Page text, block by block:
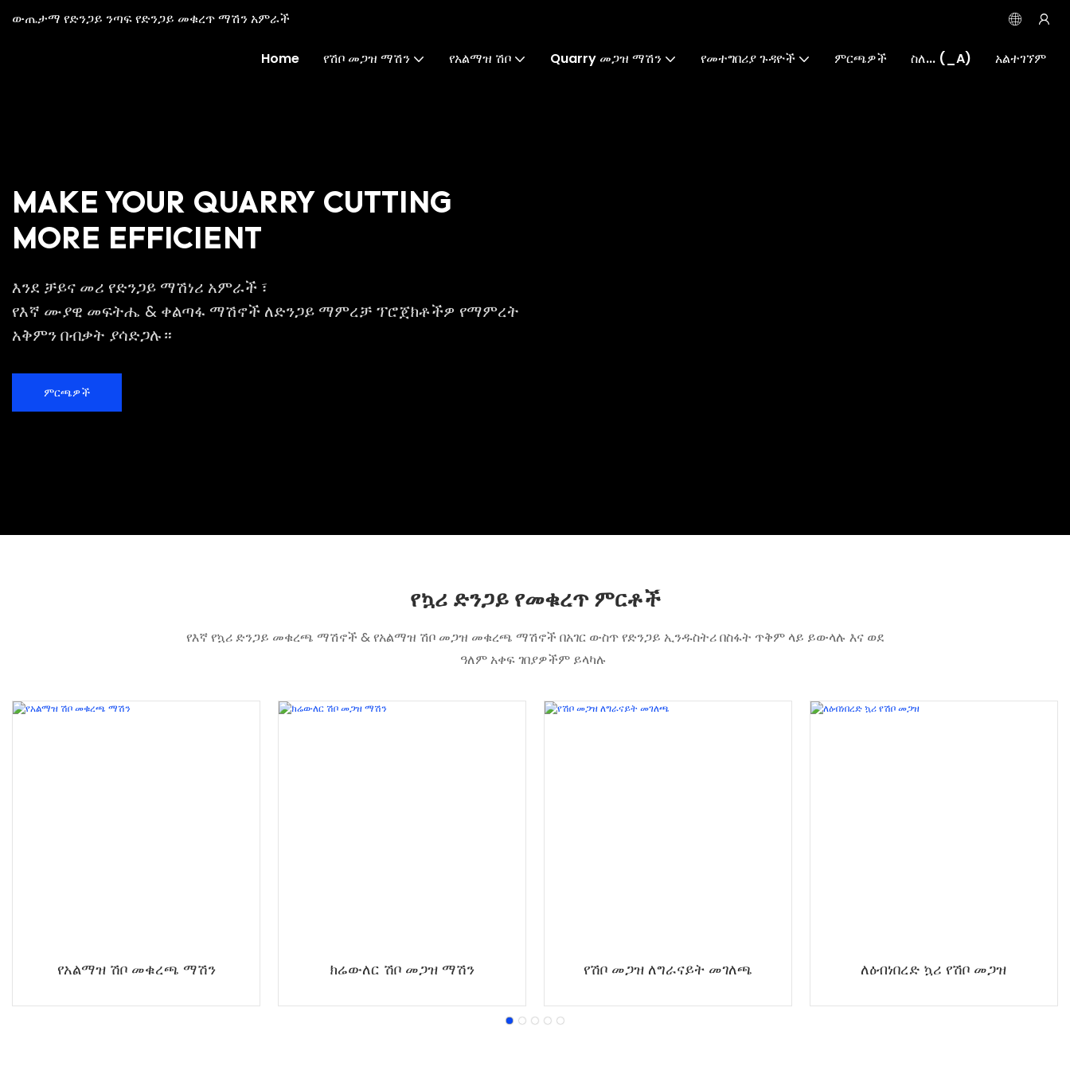
ውጤታማ የድንጋይ ንጣፍ የድንጋይ መቁረጥ ማሽን አምራች
Home የሽቦ መጋዝ ማሽን የአልማዝ ሽቦ Quarry መጋዝ ማሽን የመተግበሪያ ጉዳዮች ምርጫዎች ስለ... (_A) አልተገኘም
MAKE YOUR QUARRY CUTTING
MORE EFFICIENT
እንደ ቻይና መሪ የድንጋይ ማሽነሪ አምራች ፣
የእኛ ሙያዊ መፍትሔ & ቀልጣፋ ማሽኖች ለድንጋይ ማምረቻ ፕሮጀክቶችዎ የማምረት
አቅምን በብቃት ያሳድጋሉ።
ምርጫዎች
የኳሪ ድንጋይ የመቁረጥ ምርቶች
የእኛ የኳሪ ድንጋይ መቁረጫ ማሽኖች & የአልማዝ ሽቦ መጋዝ መቁረጫ ማሽኖች በአገር ውስጥ የድንጋይ ኢንዱስትሪ በስፋት ጥቅም ላይ ይውላሉ እና ወደ
ዓለም አቀፍ ገበያዎችም ይላካሉ
የአልማዝ ሽቦ መቁረጫ ማሽን ክሬውለር ሽቦ መጋዝ ማሽን የሽቦ መጋዝ ለግራናይት መገለጫ ለዕብነበረድ ኳሪ የሽቦ መጋዝ